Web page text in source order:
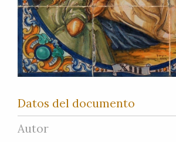
Datos del documento
Autor